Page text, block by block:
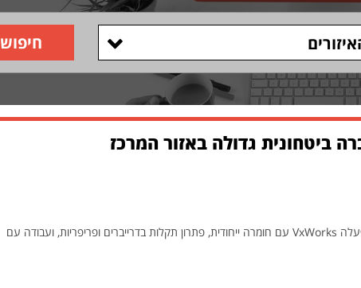
חיפוש
פיתוח ותחזוקה של BSP למערכות Real-Time Embedded, שילוב מערכת הפעלה VxWorks עם חומרה ייחודית, פתרון תקלות בדרייברים ופריפריות, ועבודה עם